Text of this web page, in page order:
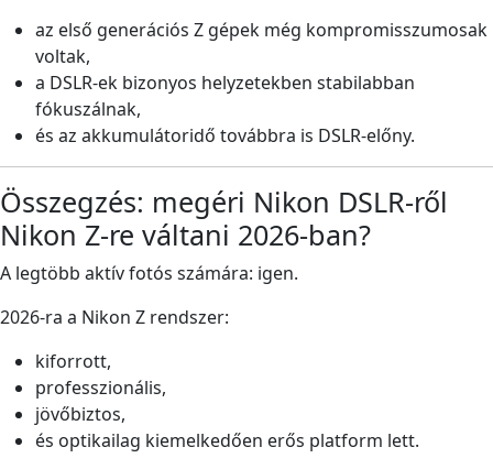
az első generációs Z gépek még kompromisszumosak
voltak,
a DSLR-ek bizonyos helyzetekben stabilabban
fókuszálnak,
és az akkumulátoridő továbbra is DSLR-előny.
Összegzés: megéri Nikon DSLR-ről
Nikon Z-re váltani 2026-ban?
A legtöbb aktív fotós számára: igen.
2026-ra a Nikon Z rendszer:
kiforrott,
professzionális,
jövőbiztos,
és optikailag kiemelkedően erős platform lett.